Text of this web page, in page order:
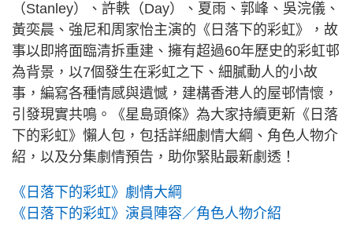
（Stanley）、許軼（Day）、夏雨、郭峰、吳浣儀、
黃奕晨、強尼和周家怡主演的《日落下的彩虹》，故
事以即將面臨清拆重建、擁有超過60年歷史的彩虹邨
為背景，以7個發生在彩虹之下、細膩動人的小故
事，編寫各種情感與遺憾，建構香港人的屋邨情懷，
引發現實共鳴。《星島頭條》為大家持續更新《日落
下的彩虹》懶人包，包括詳細劇情大綱、角色人物介
紹，以及分集劇情預告，助你緊貼最新劇透！
《日落下的彩虹》劇情大綱
《日落下的彩虹》演員陣容／角色人物介紹